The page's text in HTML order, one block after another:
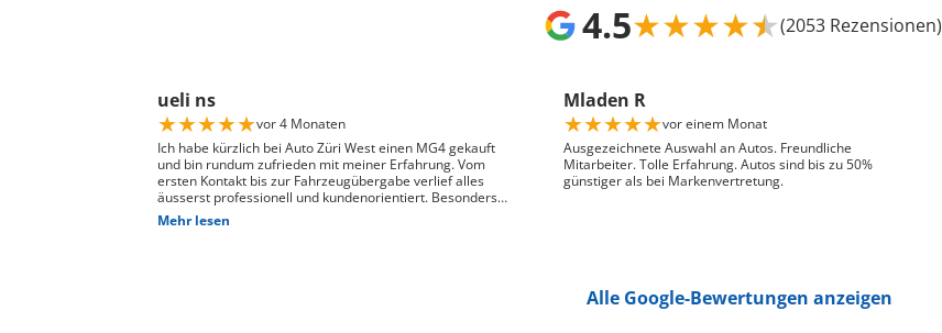
4.5★★★★★(2053 Rezensionen)
ueli ns
★★★★★vor 4 Monaten
Ich habe kürzlich bei Auto Züri West einen MG4 gekauft
und bin rundum zufrieden mit meiner Erfahrung. Vom
ersten Kontakt bis zur Fahrzeugübergabe verlief alles
äusserst professionell und kundenorientiert. Besonders
hervorheben möchte ich die hervorragende Beratung
durch Herrn David Panic. Er hat sich viel Zeit genommen,
Mehr lesen
Mladen R
★★★★★vor einem Monat
Ausgezeichnete Auswahl an Autos. Freundliche
Mitarbeiter. Tolle Erfahrung. Autos sind bis zu 50%
günstiger als bei Markenvertretung.
Alle Google-Bewertungen anzeigen